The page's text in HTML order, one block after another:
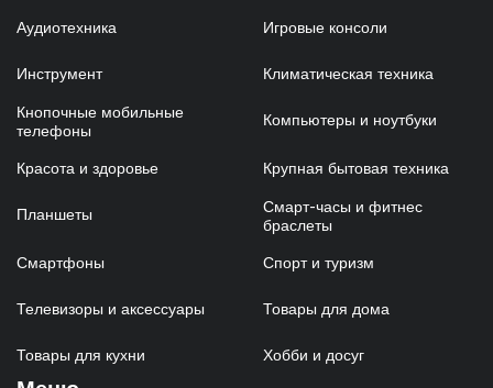
Аудиотехника Игровые консоли
Инструмент Климатическая техника
Кнопочные мобильные
телефоны
Компьютеры и ноутбуки
Красота и здоровье Крупная бытовая техника
Планшеты
Смарт-часы и фитнес
браслеты
Смартфоны Спорт и туризм
Телевизоры и аксессуары Товары для дома
Товары для кухни Хобби и досуг